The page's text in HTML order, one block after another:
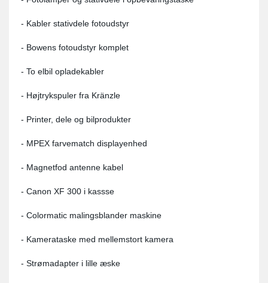
- Kabler stativdele fotoudstyr
- Bowens fotoudstyr komplet
- To elbil opladekabler
- Højtrykspuler fra Kränzle
- Printer, dele og bilprodukter
- MPEX farvematch displayenhed
- Magnetfod antenne kabel
- Canon XF 300 i kassse
- Colormatic malingsblander maskine
- Kamerataske med mellemstort kamera
- Strømadapter i lille æske